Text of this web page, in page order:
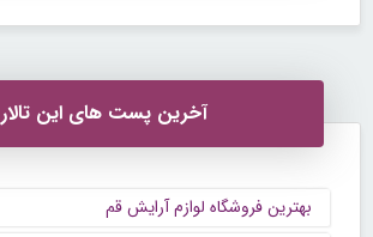
آخرین پست های این تالار
بهترین فروشگاه لوازم آرایش قم